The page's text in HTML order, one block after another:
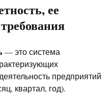
ее
— это система
предприятий
квартал, год).